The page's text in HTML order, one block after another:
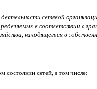
деятельности сетевой
в соответствии с
находящегося в
состоянии сетей, в том числе: